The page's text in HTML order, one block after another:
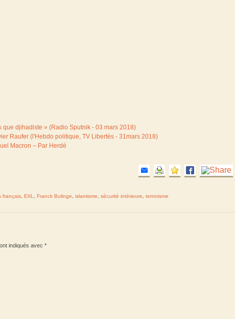
que djihadiste » (Radio Sputnik - 03 mars 2018)
Raufer (l'Hebdo politique, TV Libertés - 31mars 2018)
Macron – Par Herdé
français EIIL Franck Bulinge islamisme sécurité intérieure terrorisme
indiqués avec *